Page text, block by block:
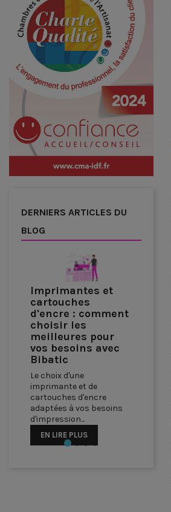
DERNIERS ARTICLES DU
BLOG
Comment
Optimiser Votre
Bureau à Domicile
avec du Matériel
Informatique de
Qualité
Votre Bureau à Domicile
avec du Matériel
Informatique de Qualité
EN LIRE PLUS